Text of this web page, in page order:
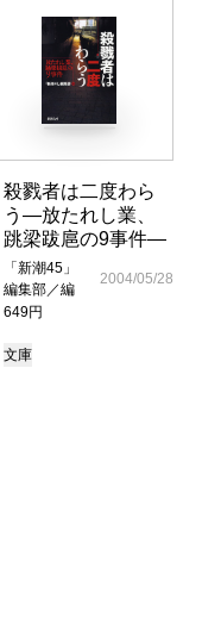
殺戮者は二度わら
う―放たれし業、
跳梁跋扈の9事件―
「新潮45」
編集部／編
649円
2004/05/28
文庫